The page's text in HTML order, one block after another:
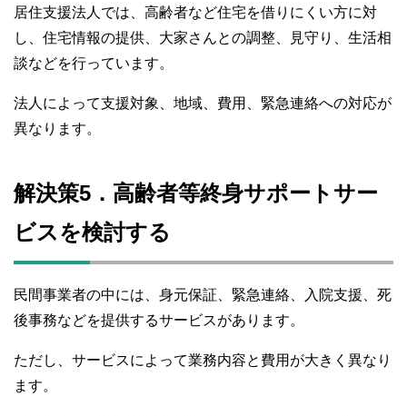
居住支援法人では、高齢者など住宅を借りにくい方に対
し、住宅情報の提供、大家さんとの調整、見守り、生活相
談などを行っています。
法人によって支援対象、地域、費用、緊急連絡への対応が
異なります。
解決策5．高齢者等終身サポートサー
ビスを検討する
民間事業者の中には、身元保証、緊急連絡、入院支援、死
後事務などを提供するサービスがあります。
ただし、サービスによって業務内容と費用が大きく異なり
ます。